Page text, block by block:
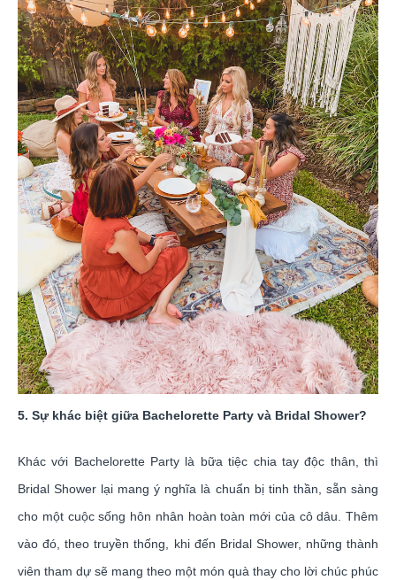
5. Sự khác biệt giữa Bachelorette Party và Bridal Shower?
Khác với Bachelorette Party là bữa tiệc chia tay độc thân, thì
Bridal Shower lại mang ý nghĩa là chuẩn bị tinh thần, sẵn sàng
cho một cuộc sống hôn nhân hoàn toàn mới của cô dâu. Thêm
vào đó, theo truyền thống, khi đến Bridal Shower, những thành
viên tham dự sẽ mang theo một món quà thay cho lời chúc phúc